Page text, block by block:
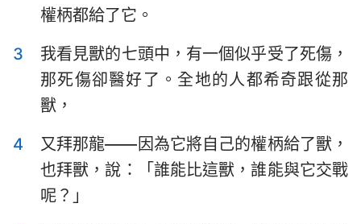
彼得前書
約翰一書 約翰二書
約翰三書 猶大書
權柄都給了它。
3
我看見獸的七頭中，有一個似乎受了死傷，
那死傷卻醫好了。全地的人都希奇跟從那
獸，
4
又拜那龍——因為它將自己的權柄給了獸，
也拜獸，說：「誰能比這獸，誰能與它交戰
呢？」